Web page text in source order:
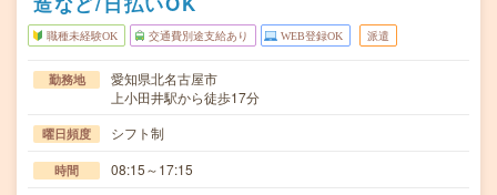
職種未経験OK 交通費別途支給あり WEB登録OK 派遣
勤務地
愛知県北名古屋市
上小田井駅から徒歩17分
曜日頻度 シフト制
時間 08:15～17:15